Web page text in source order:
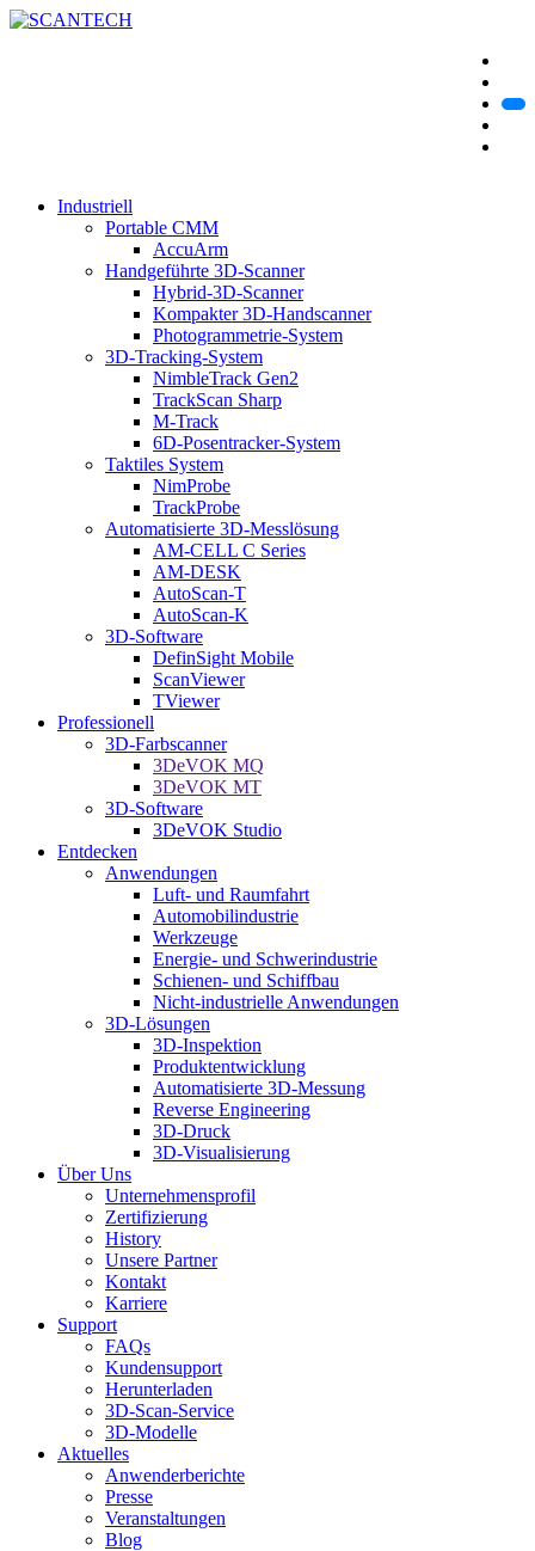
Industriell
Portable CMM
AccuArm
Handgeführte 3D-Scanner
Hybrid-3D-Scanner
Kompakter 3D-Handscanner
Photogrammetrie-System
3D-Tracking-System
NimbleTrack Gen2
TrackScan Sharp
M-Track
6D-Posentracker-System
Taktiles System
NimProbe
TrackProbe
Automatisierte 3D-Messlösung
AM-CELL C Series
AM-DESK
AutoScan-T
AutoScan-K
3D-Software
DefinSight Mobile
ScanViewer
TViewer
Professionell
3D-Farbscanner
3DeVOK MQ
3DeVOK MT
3D-Software
3DeVOK Studio
Entdecken
Anwendungen
Luft- und Raumfahrt
Automobilindustrie
Werkzeuge
Energie- und Schwerindustrie
Schienen- und Schiffbau
Nicht-industrielle Anwendungen
3D-Lösungen
3D-Inspektion
Produktentwicklung
Automatisierte 3D-Messung
Reverse Engineering
3D-Druck
3D-Visualisierung
Über Uns
Unternehmensprofil
Zertifizierung
History
Unsere Partner
Kontakt
Karriere
Support
FAQs
Kundensupport
Herunterladen
3D-Scan-Service
3D-Modelle
Aktuelles
Anwenderberichte
Presse
Veranstaltungen
Blog